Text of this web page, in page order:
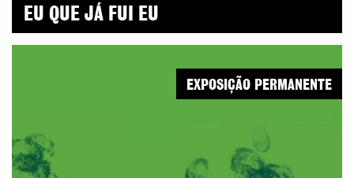
EU QUE JÁ FUI EU
EXPOSIÇÃO PERMANENTE